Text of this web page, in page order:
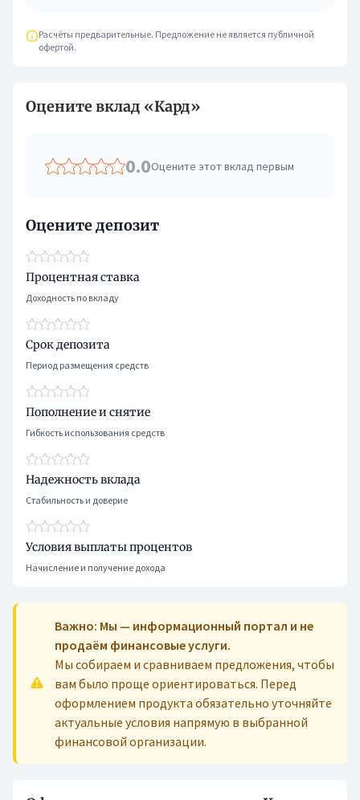
Расчёты предварительные. Предложение не является публичной
офертой.
Оцените вклад «Кард»
0.0Оцените этот вклад первым
Оцените депозит
Процентная ставка
Доходность по вкладу
Срок депозита
Период размещения средств
Пополнение и снятие
Гибкость использования средств
Надежность вклада
Стабильность и доверие
Условия выплаты процентов
Начисление и получение дохода
Важно: Мы — информационный портал и не
продаём финансовые услуги.
Мы собираем и сравниваем предложения, чтобы
вам было проще ориентироваться. Перед
оформлением продукта обязательно уточняйте
актуальные условия напрямую в выбранной
финансовой организации.